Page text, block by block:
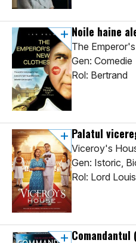
Noile haine
The
Gen: Comedie
Rol: Bertrand
Palatul
Viceroy's
Gen: Istoric,
Rol: Lord
Comandantul